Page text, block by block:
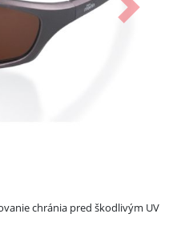
Ďalší
chránia pred škodlivým UV